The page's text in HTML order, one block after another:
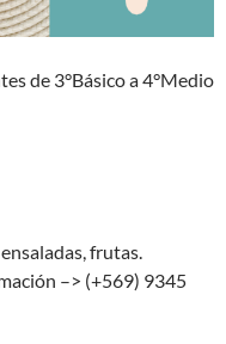
de 3°Básico a 4°Medio
frutas.
–> (+569) 9345